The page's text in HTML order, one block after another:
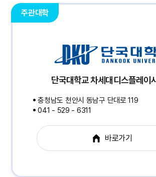
주관대학
단국대학교 차세대디스플레이
충청남도 천안시 동남구 단대로 119
041 - 529 - 6311
바로가기